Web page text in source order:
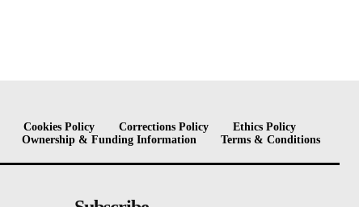
Cookies Policy Corrections Policy
Ethics Policy
Ownership & Funding Information Terms & Conditions